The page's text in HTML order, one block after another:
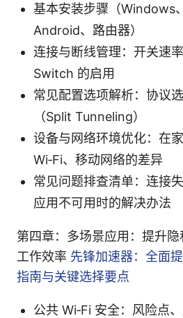
基本安装步骤（Windows
Android、路由器）
连接与断线管理：开关速
Switch 的启用
常见配置选项解析：协议
（Split Tunneling）
设备与网络环境优化：在
Wi‑Fi、移动网络的差异
常见问题排查清单：连接
应用不可用时的解决办法
第四章：多场景应用：提升
工作效率 先锋加速器：全面
指南与关键选择要点
公共 Wi‑Fi 安全：风险点